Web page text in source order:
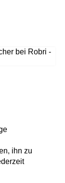
ihn zu